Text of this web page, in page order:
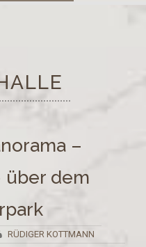
–
über dem
RÜDIGER KOTTMANN